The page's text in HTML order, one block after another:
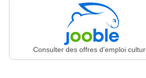
Consulter des offres d'emploi